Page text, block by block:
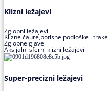
Klizni ležajevi
Zglobni ležajevi
Klizne čaure,potisne podloške i trake
Zglobne glave
Aksijalni sferni klizni ležajevi
Super-precizni ležajevi